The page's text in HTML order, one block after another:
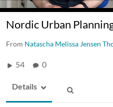
Nordic Urban
From Natascha Melissa Jensen
54 0
Details